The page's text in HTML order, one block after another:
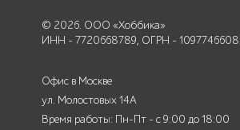
© 2026. ООО «Хоббика»
ИНН - 7720668789, ОГРН -
Офис в Москве
ул. Молостовых 14А
Время работы: Пн-Пт - с 9:00 до 18:00